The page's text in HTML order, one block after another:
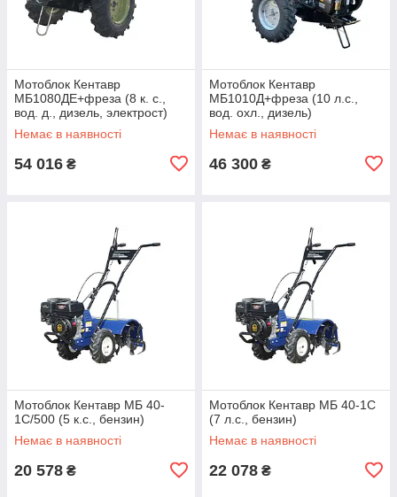
Мотоблок Кентавр
МБ1080ДЕ+фреза (8 к. с.,
вод. д., дизель, электрост)
Немає в наявності
54 016 ₴
Мотоблок Кентавр
МБ1010Д+фреза (10 л.с.,
вод. охл., дизель)
Немає в наявності
46 300 ₴
Мотоблок Кентавр МБ 40-
1С/500 (5 к.с., бензин)
Немає в наявності
20 578 ₴
Мотоблок Кентавр МБ 40-1С
(7 л.с., бензин)
Немає в наявності
22 078 ₴